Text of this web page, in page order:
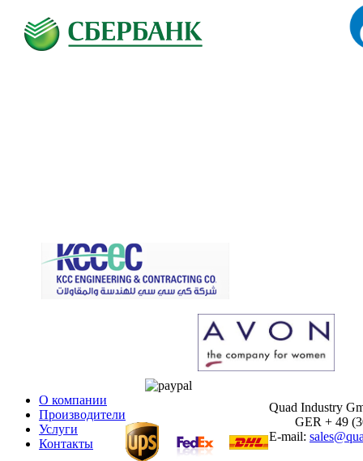
О компании
Производители
Услуги
Контакты
Quad Industry
GER + 49
E-mail: